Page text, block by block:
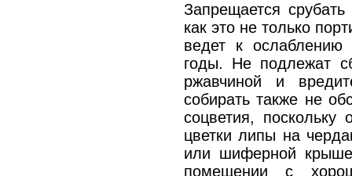
Запрещается
как это не только
ведет к
годы. Не подлежат
ржавчиной и
собирать также не
соцветия,
цветки липы на
или шиферной
помещении с